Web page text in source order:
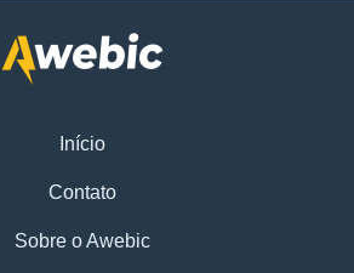
Início
Contato
Sobre o Awebic